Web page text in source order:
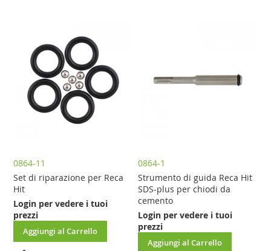
0864-11
Set di riparazione per Reca
Hit
Login per vedere i tuoi
prezzi
Aggiungi al Carrello
0864-1
Strumento di guida Reca Hit
SDS-plus per chiodi da
cemento
Login per vedere i tuoi
prezzi
Aggiungi al Carrello